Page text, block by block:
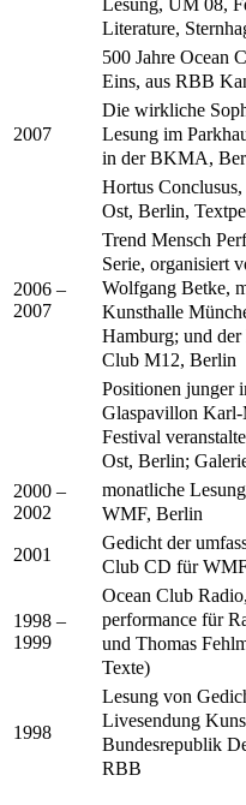
Literature,
500 Jahre Ocean
Eins, aus RBB
2007
Die wirkliche
Lesung im
in der BKMA,
Hortus
Ost, Berlin,
2006 –
2007
Trend Mensch
Serie, organisiert
Wolfgang Betke,
Kunsthalle
Hamburg; und
Club M12, Berlin
Positionen junger
Glaspavillon
Festival
Ost, Berlin;
2000 –
2002
monatliche
WMF, Berlin
2001
Gedicht der
Club CD für
1998 –
1999
Ocean Club
performance für
und Thomas
Texte)
1998
Lesung von
Livesendung
Bundesrepublik
RBB